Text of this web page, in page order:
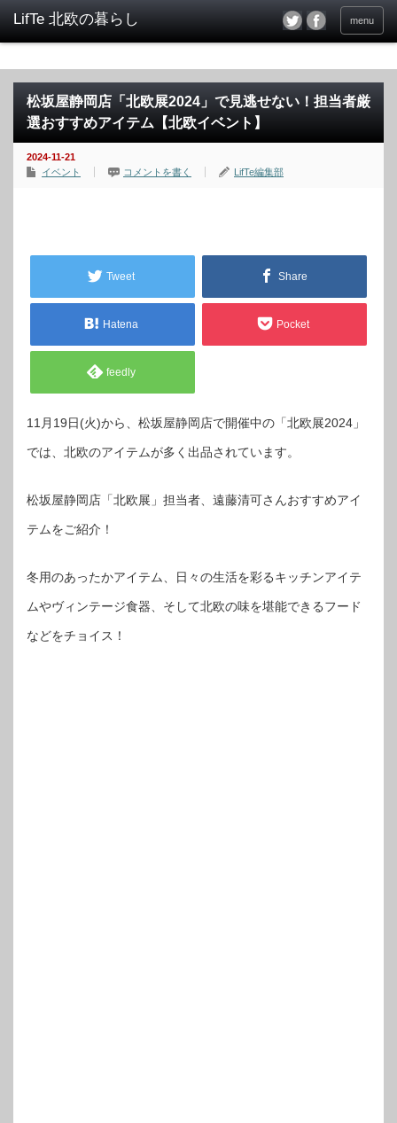
menu
松坂屋静岡店「北欧展2024」で見逃せない！担当者厳
選おすすめアイテム【北欧イベント】
2024-11-21
イベント
コメントを書く LifTe編集部
Tweet Share
Hatena Pocket
feedly
11月19日(火)から、松坂屋静岡店で開催中の「北欧展2024」
では、北欧のアイテムが多く出品されています。
松坂屋静岡店「北欧展」担当者、遠藤清可さんおすすめアイ
テムをご紹介！
冬用のあったかアイテム、日々の生活を彩るキッチンアイテ
ムやヴィンテージ食器、そして北欧の味を堪能できるフード
などをチョイス！